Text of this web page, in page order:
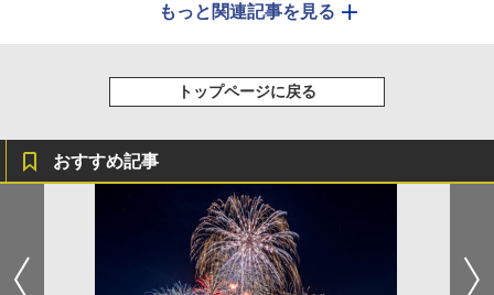
もっと関連記事を見る
トップページに戻る
おすすめ記事